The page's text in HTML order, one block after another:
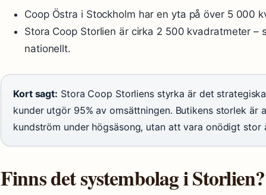
Coop Östra i Stockholm har en yta på över 5 000
Stora Coop Storlien är cirka 2 500 kvadratmeter –
nationellt.
Kort sagt: Stora Coop Storliens styrka är det
kunder utgör 95% av omsättningen. Butikens storlek är
kundström under högsäsong, utan att vara onödigt stor
Finns det systembolag i Storlien?